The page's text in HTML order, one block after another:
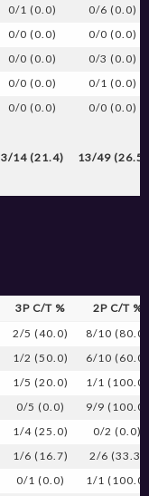
0/1 (0.0)
0/6 (0.0)
0/0 (0.0)
0/0 (0.0)
0/0 (0.0)
0/3 (0.0)
0/0 (0.0)
0/1 (0.0)
0/0 (0.0)
0/0 (0.0)
3/14 (21.4)
13/49 (26.5)
3P C/T %
2P C/T %
2/5 (40.0)
8/10 (80.0)
1/2 (50.0)
6/10 (60.0)
1/5 (20.0)
1/1 (100.0)
0/5 (0.0)
9/9 (100.0)
1/4 (25.0)
0/2 (0.0)
1/6 (16.7)
2/6 (33.3)
0/1 (0.0)
1/1 (100.0)